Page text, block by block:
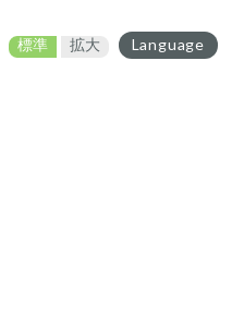
標準 拡大 Language